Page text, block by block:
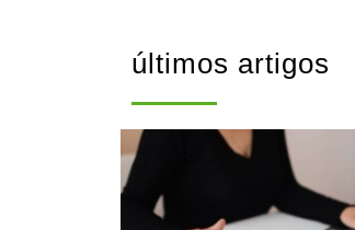
últimos artigos